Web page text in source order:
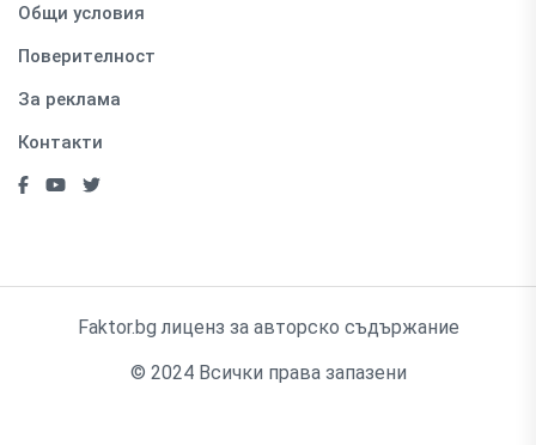
Общи условия
Поверителност
За реклама
Контакти
Faktor.bg лиценз за авторско съдържание
© 2024 Всички права запазени